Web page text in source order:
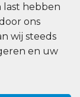
last hebben
ons
​​wij steeds
en uw